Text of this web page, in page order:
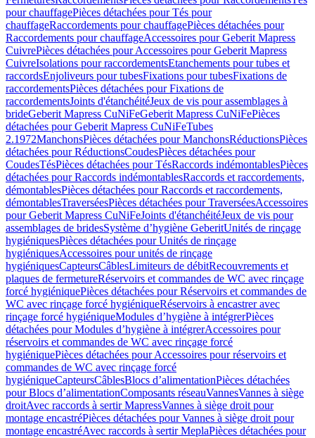
pour chauffagePièces détachées pour Tés pour
chauffageRaccordements pour chauffagePièces détachées pour
Raccordements pour chauffageAccessoires pour Geberit Mapress
CuivrePièces détachées pour Accessoires pour Geberit Mapress
CuivreIsolations pour raccordementsEtanchements pour tubes et
raccordsEnjoliveurs pour tubesFixations pour tubesFixations de
raccordementsPièces détachées pour Fixations de
raccordementsJoints d'étanchéitéJeux de vis pour assemblages à
brideGeberit Mapress CuNiFeGeberit Mapress CuNiFePièces
détachées pour Geberit Mapress CuNiFeTubes
2.1972ManchonsPièces détachées pour ManchonsRéductionsPièces
détachées pour RéductionsCoudesPièces détachées pour
CoudesTésPièces détachées pour TésRaccords indémontablesPièces
détachées pour Raccords indémontablesRaccords et raccordements,
démontablesPièces détachées pour Raccords et raccordements,
démontablesTraverséesPièces détachées pour TraverséesAccessoires
pour Geberit Mapress CuNiFeJoints d'étanchéitéJeux de vis pour
assemblages de bridesSystème d’hygiène GeberitUnités de rinçage
hygiéniquesPièces détachées pour Unités de rinçage
hygiéniquesAccessoires pour unités de rinçage
hygiéniquesCapteursCâblesLimiteurs de débitRecouvrements et
plaques de fermetureRéservoirs et commandes de WC avec rinçage
forcé hygiéniquePièces détachées pour Réservoirs et commandes de
WC avec rinçage forcé hygiéniqueRéservoirs à encastrer avec
rinçage forcé hygiéniqueModules d’hygiène à intégrerPièces
détachées pour Modules d’hygiène à intégrerAccessoires pour
réservoirs et commandes de WC avec rinçage forcé
hygiéniquePièces détachées pour Accessoires pour réservoirs et
commandes de WC avec rinçage forcé
hygiéniqueCapteursCâblesBlocs d’alimentationPièces détachées
pour Blocs d’alimentationComposants réseauVannesVannes à siège
droitAvec raccords à sertir MapressVannes à siège droit pour
montage encastréPièces détachées pour Vannes à siège droit pour
montage encastréAvec raccords à sertir MeplaPièces détachées pour